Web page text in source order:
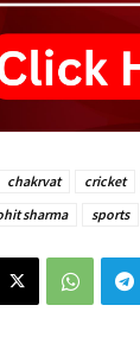
chakrvat cricket
sharma sports